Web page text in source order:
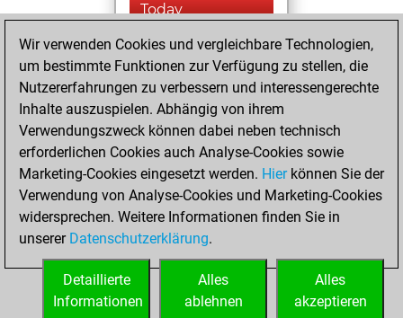
Today
You are ranked
#9234 in Fritz by Elo
Fritz
ranked #19564 in
Fritz Beauty
Samstag, April 24,
2021
You created
your Fritz account
Wir verwenden Cookies und vergleichbare Technologien,
um bestimmte Funktionen zur Verfügung zu stellen, die
Nutzererfahrungen zu verbessern und interessengerechte
Inhalte auszuspielen. Abhängig von ihrem
Verwendungszweck können dabei neben technisch
erforderlichen Cookies auch Analyse-Cookies sowie
Marketing-Cookies eingesetzt werden. Hierkönnen Sie der
Verwendung von Analyse-Cookies und Marketing-Cookies
widersprechen. Weitere Informationen finden Sie in
unserer Datenschutzerklärung.
Alles
akzeptieren
Alles
ablehnen
Detaillierte
Informationen